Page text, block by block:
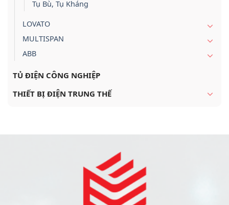
Tụ Bù, Tụ Kháng
LOVATO
MULTISPAN
ABB
TỦ ĐIỆN CÔNG NGHIỆP
THIẾT BỊ ĐIỆN TRUNG THẾ